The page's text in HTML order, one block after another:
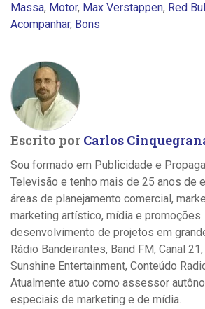
Massa, Motor, Max Verstappen, Red
Acompanhar, Bons
Escrito por Carlos
Sou formado em Publicidade e
Televisão e tenho mais de 25 anos de
áreas de planejamento comercial,
marketing artístico, mídia e promoções.
desenvolvimento de projetos em
Rádio Bandeirantes, Band FM, Canal
Sunshine Entertainment, Conteúdo
Atualmente atuo como assessor
especiais de marketing e de mídia.